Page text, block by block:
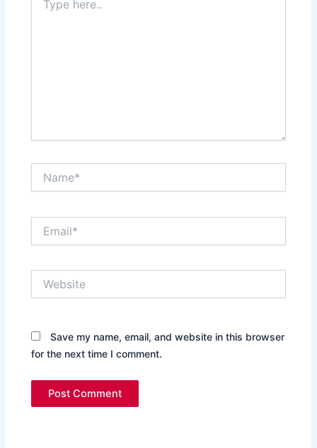
here..
Save my name, email, and website in this browser
for the next time I comment.